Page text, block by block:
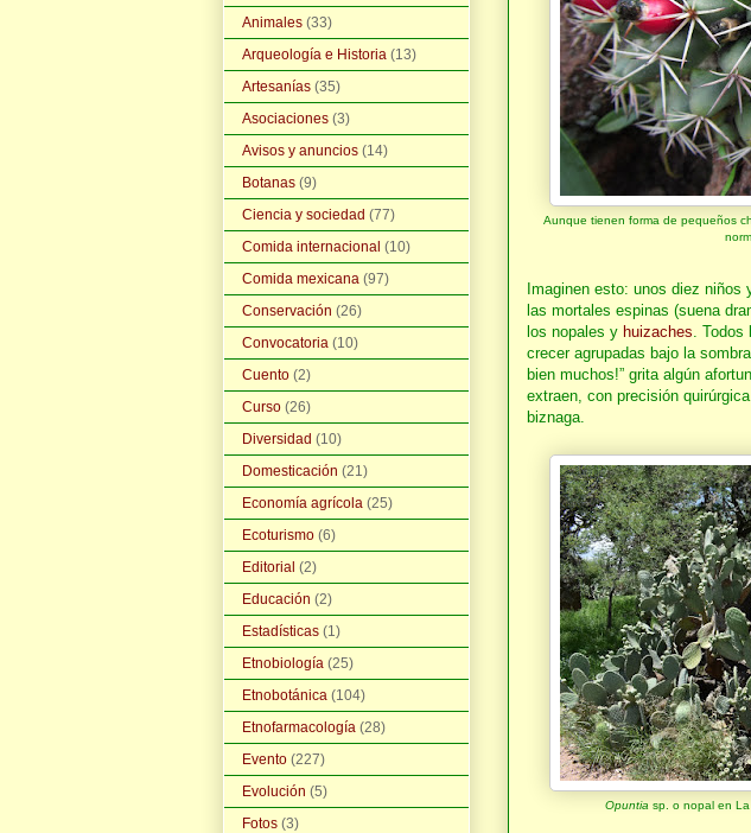
Aunque tienen forma de pequeños
Imaginen esto: unos diez
las mortales espinas (suena
los nopales y huizaches. Todos
crecer agrupadas bajo la
bien muchos!” grita algún
extraen, con precisión
biznaga.
Opuntia sp. o nopal en La
Animales (33)
Arqueología e Historia (13)
Artesanías (35)
Asociaciones (3)
Avisos y anuncios (14)
Botanas (9)
Ciencia y sociedad (77)
Comida internacional (10)
Comida mexicana (97)
Conservación (26)
Convocatoria (10)
Cuento (2)
Curso (26)
Diversidad (10)
Domesticación (21)
Economía agrícola (25)
Ecoturismo (6)
Editorial (2)
Educación (2)
Estadísticas (1)
Etnobiología (25)
Etnobotánica (104)
Etnofarmacología (28)
Evento (227)
Evolución (5)
Fotos (3)